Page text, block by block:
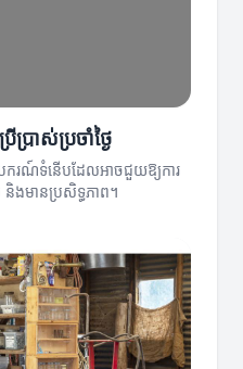
រាស់ប្រចាំថ្ងៃ
ករណ៍ទំនើបដែលអាចជួយឱ្យការ
និងមានប្រសិទ្ធភាព។